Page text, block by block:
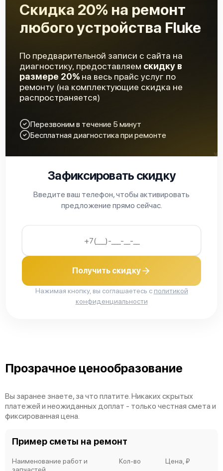
Скидка 20% на ремонт
любого устройства Fluke
По предварительной записи с сайта на
диагностику, предоставляем скидку в
размере 20% на весь прайс услуг по
ремонту (на комплектующие скидка не
распространяется)
Перезвоним в течение 5 минут
Бесплатная диагностика при ремонте
Зафиксировать скидку
Введите ваш телефон, чтобы активировать
предложение прямо сейчас.
Получить скидку
Нажимая кнопку, вы соглашаетесь с политикой
конфиденциальности
Прозрачное ценообразование
Вы заранее знаете, за что платите. Никаких скрытых
платежей и неожиданных доплат - только честная смета и
фиксированная цена.
Пример сметы на ремонт
Наименование работ и
Кол-во Цена, ₽